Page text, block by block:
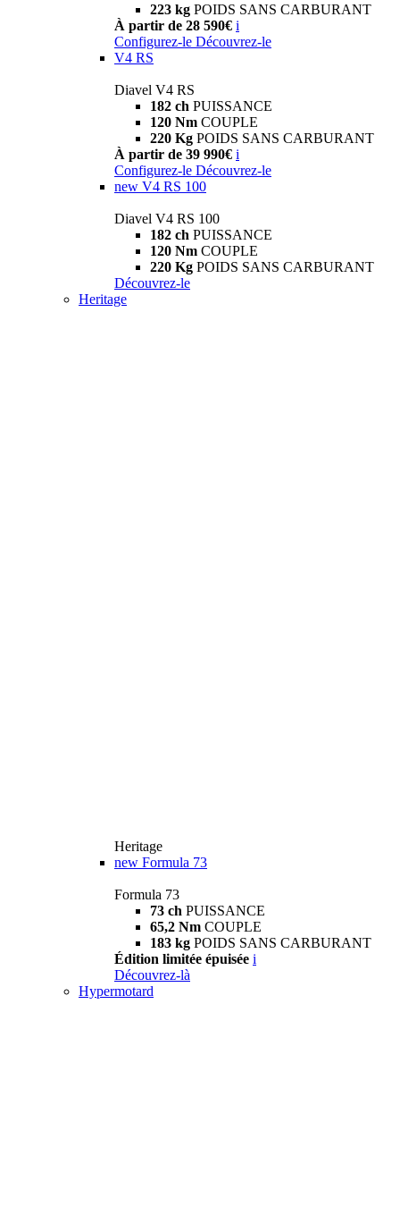
223 kg POIDS SANS CARBURANT
À partir de 28 590€ i
Configurez-le Découvrez-le
V4 RS
Diavel V4 RS
182 ch PUISSANCE
120 Nm COUPLE
220 Kg POIDS SANS CARBURANT
À partir de 39 990€ i
Configurez-le Découvrez-le
new V4 RS 100
Diavel V4 RS 100
182 ch PUISSANCE
120 Nm COUPLE
220 Kg POIDS SANS CARBURANT
Découvrez-le
Heritage
Heritage
new Formula 73
Formula 73
73 ch PUISSANCE
65,2 Nm COUPLE
183 kg POIDS SANS CARBURANT
Édition limitée épuisée i
Découvrez-là
Hypermotard